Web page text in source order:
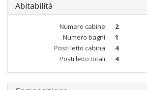
Abitabilità
Numero cabine
2
Numero bagni
1
Posti letto cabina
4
Posti letto totali
4